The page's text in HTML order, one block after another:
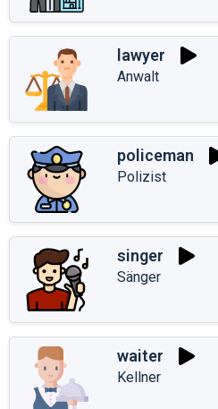
lawyer
Anwalt
policeman
Polizist
singer
Sänger
waiter
Kellner